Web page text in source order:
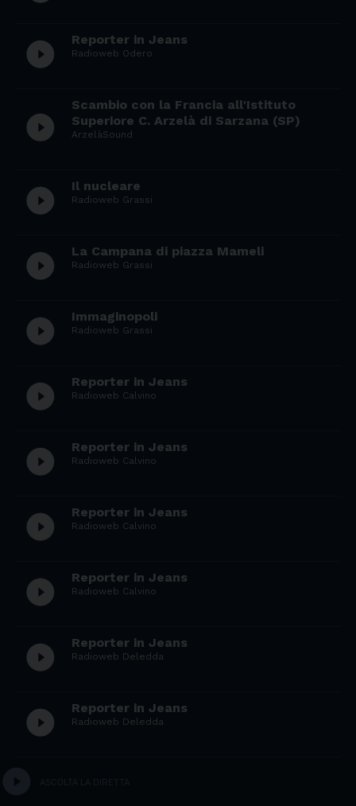
play_circle_filled Reporter in Jeans
Radioweb Odero
play_circle_filled
Scambio con la Francia all'Istituto
Superiore C. Arzelà di Sarzana (SP)
ArzelàSound
play_circle_filled Il nucleare
Radioweb Grassi
play_circle_filled La Campana di piazza Mameli
Radioweb Grassi
play_circle_filled Immaginopoli
Radioweb Grassi
play_circle_filled Reporter in Jeans
Radioweb Calvino
play_circle_filled Reporter in Jeans
Radioweb Calvino
play_circle_filled Reporter in Jeans
Radioweb Calvino
play_circle_filled Reporter in Jeans
Radioweb Calvino
play_circle_filled Reporter in Jeans
Radioweb Deledda
play_circle_filled Reporter in Jeans
Radioweb Deledda